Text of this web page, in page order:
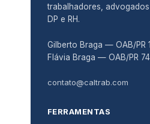
trabalhadores,
DP e RH.
Gilberto Braga — OAB/PR
Flávia Braga — OAB/PR
contato@caltrab.com
FERRAMENTAS